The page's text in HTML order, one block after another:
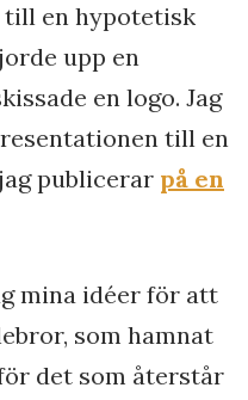
till en hypotetisk
upp en
en logo. Jag
till en
publicerar på en
mina idéer för att
som hamnat
det som återstår